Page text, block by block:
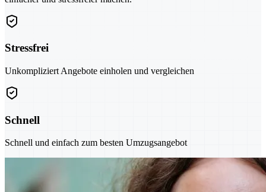
Stressfrei
Unkompliziert Angebote einholen und vergleichen
Schnell
Schnell und einfach zum besten Umzugsangebot